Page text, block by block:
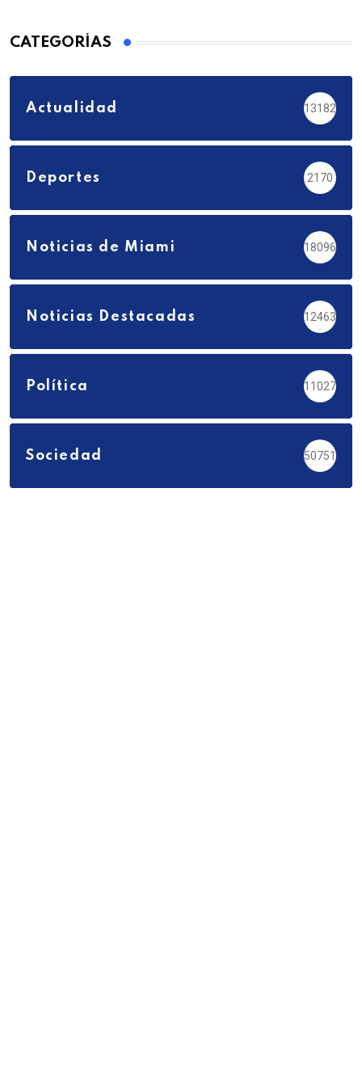
CATEGORÍAS
Actualidad 13182
Deportes 2170
Noticias de Miami 18096
Noticias Destacadas 12463
Política 11027
Sociedad 50751